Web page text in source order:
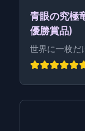
青眼の究極
優勝賞品)
世界に一枚だ